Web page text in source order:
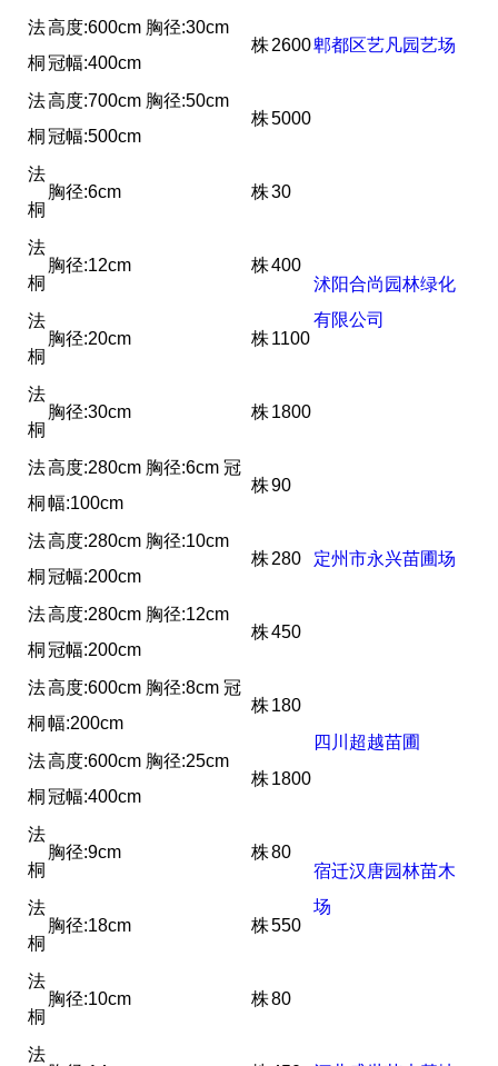
郫都区艺凡园艺场
法
桐
高度:600cm 胸径:30cm
冠幅:400cm
株2600
法
桐
高度:700cm 胸径:50cm
冠幅:500cm
株5000
法
桐
胸径:6cm 株30
沭阳合尚园林绿化
有限公司
法
桐
胸径:12cm 株400
法
桐
胸径:20cm 株1100
法
桐
胸径:30cm 株1800
法
桐
高度:280cm 胸径:6cm 冠
幅:100cm
株90
定州市永兴苗圃场
法
桐
高度:280cm 胸径:10cm
冠幅:200cm
株280
法
桐
高度:280cm 胸径:12cm
冠幅:200cm
株450
法
桐
高度:600cm 胸径:8cm 冠
幅:200cm
株180
四川超越苗圃
法
桐
高度:600cm 胸径:25cm
冠幅:400cm
株1800
法
桐
胸径:9cm 株80
宿迁汉唐园林苗木
场
法
桐
胸径:18cm 株550
法
桐
胸径:10cm 株80
法